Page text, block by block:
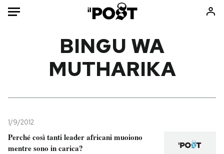
Mondo
Tecnologia
Internet
Libri
Ok Boomer!
BINGU WA
MUTHARIKA
1/9/2012
Perché così tanti leader africani muoiono
mentre sono in carica?